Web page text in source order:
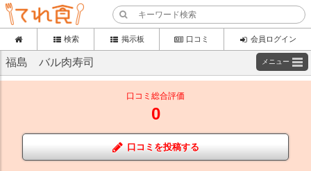
検索 掲示板 口コミ 会員ログイン
福島 バル肉寿司 メニュー
口コミ総合評価
0
口コミを投稿する